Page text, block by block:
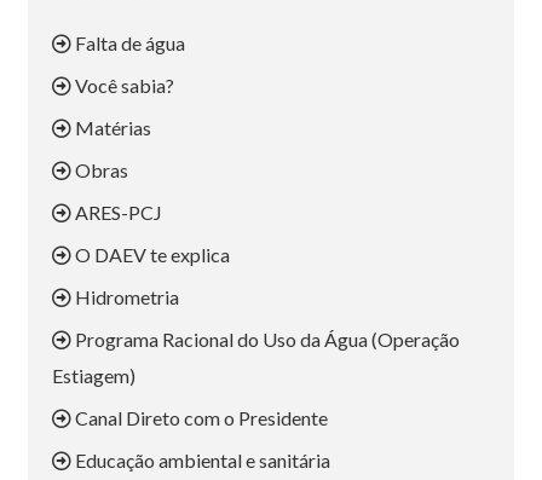
Falta de água
Você sabia?
Matérias
Obras
ARES-PCJ
O DAEV te explica
Hidrometria
Programa Racional do Uso da Água (Operação
Estiagem)
Canal Direto com o Presidente
Educação ambiental e sanitária